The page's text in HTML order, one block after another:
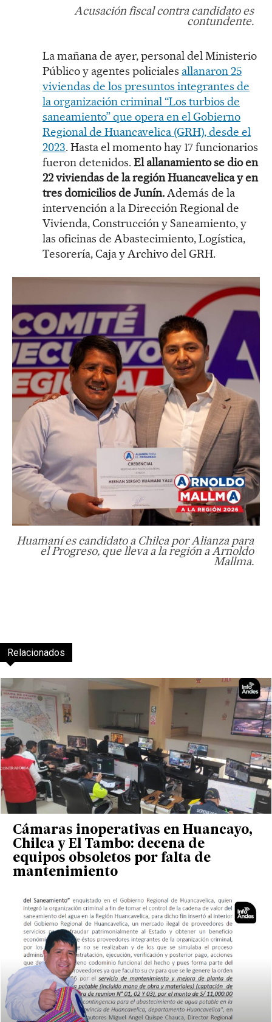
Acusación fiscal contra candidato es
contundente.
La mañana de ayer, personal del Ministerio
Público y agentes policiales allanaron 25
viviendas de los presuntos integrantes de
la organización criminal “Los turbios de
saneamiento” que opera en el Gobierno
Regional de Huancavelica (GRH), desde el
2023. Hasta el momento hay 17 funcionarios
fueron detenidos.El allanamiento se dio en
22 viviendas de la región Huancavelica y en
tres domicilios de Junín.Además de la
intervención a la Dirección Regional de
Vivienda, Construcción y Saneamiento, y
las oficinas de Abastecimiento, Logística,
Tesorería, Caja y Archivo del GRH.
Huamaní es candidato a Chilca por Alianza para
el Progreso, que lleva a la región a Arnoldo
Mallma.
Relacionados
Cámaras inoperativas en Huancayo,
Chilca y El Tambo: decena de
equipos obsoletos por falta de
mantenimiento